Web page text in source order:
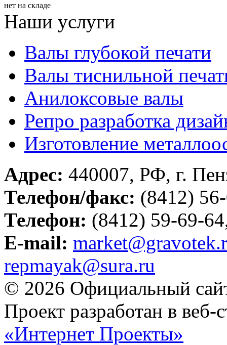
нет на складе
Наши услуги
Валы глубокой печати
Валы тиснильной
Анилоксовые валы
Репро разработка
Изготовление
Адрес: 440007, РФ, г.
Телефон/факс: (8412)
Телефон: (8412) 59-69-64
E-mail:
repmayak@sura.ru
© 2026 Официальный
Проект разработан в веб-
«Интернет Проекты»